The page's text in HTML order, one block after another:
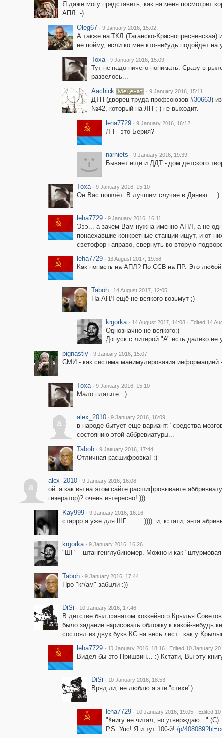
Я даже могу представить, как на меня посмотрит
АПЛ :-)
Oleg67 · 9 January 2016, 15:02
А также на ТКЛ (Таганско-
не пойму, если ко мне кто-нибудь подойдет на
Toxa · 9 January 2016, 15:09
Тут не надо ничего понимать. Сразу в
развелось...
Aachick
· 9 January 2016, 15:11
ДТП (дворец труда профсоюзов #30663)
№42, который на ЛП ;-) не выходит.
leha7729 · 9 January 2016, 16:12
ЛП - это Берия?
narniets · 9 January 2016, 19:39
Бывает ещё и ДДТ - дом детского
Toxa · 9 January 2016, 15:10
Он Вас пошлёт. В лучшем случае в Данию... :)
leha7729 · 9 January 2016, 16:11
Эээ... а зачем Вам нужна именно АПЛ, а не
понаехавшие конкретные станции ищут, и от
светофор направо, свернуть во вторую
leha7729 · 13 August 2017, 19:58
Как попасть на АПЛ? По ССВ на ПР. Это
Taboh · 14 August 2017, 12:05
На АПЛ ещё не всякого возьмут ;)
krgorka · 14 August 2017, 14:08 · Edited 14
Однозначно не всякого:)
Допуск с литерой "А" есть далеко не
pignastiy · 9 January 2016, 15:07
СМИ - как система манимулирования информацией
Toxa · 9 January 2016, 15:10
Мало платите. :)
a
alex_2010 · 9 January 2016, 16:09
в народе бытует еще вариант: "средства
состоянию этой аббревиатуры...
Taboh · 9 January 2016, 17:44
Отличная расшифровка! :)
a
alex_2010 · 9 January 2016, 16:08
ой, а как вы на этом сайте расшифровываете
генератор)? очень интересно! )))
Kay999 · 9 January 2016, 16:16
старрр я уже для ШГ ........)))). и, кстати, энта
krgorka · 9 January 2016, 16:26
"ШГ" - штангенглубиномер. Можно и как "штурмовая
Taboh · 9 January 2016, 17:44
Про "кг/ам" забыли :))
DiSi · 10 January 2016, 17:46
В детстве был фанатом хоккейного Крылья
было задание нарисовать обложку к какой-
состоял из двух букв КС на весь лист.. как у
leha7729 · 10 January 2016, 18:16 · Edited 10 January
Видел бы это Пришвин... :) Кстати, Вы эту
DiSi · 10 January 2016, 18:53
Вряд ли, не люблю я эти "стихи")
leha7729 · 10 January 2016, 19:05 · Edited
"Книгу не читал, но утверждаю..." (С)
P.S. Упс! Я и тут 100-й! /p/